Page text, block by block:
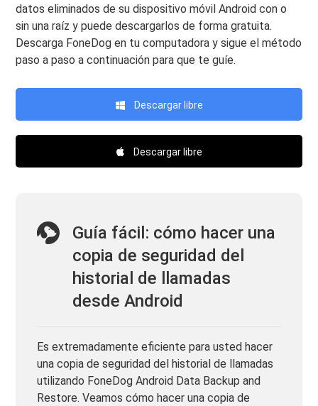
datos eliminados de su dispositivo móvil Android con o
sin una raíz y puede descargarlos de forma gratuita.
Descarga FoneDog en tu computadora y sigue el método
paso a paso a continuación para que te guíe.
Descargar libre
Descargar libre
Guía fácil: cómo hacer una
copia de seguridad del
historial de llamadas
desde Android
Es extremadamente eficiente para usted hacer
una copia de seguridad del historial de llamadas
utilizando FoneDog Android Data Backup and
Restore. Veamos cómo hacer una copia de